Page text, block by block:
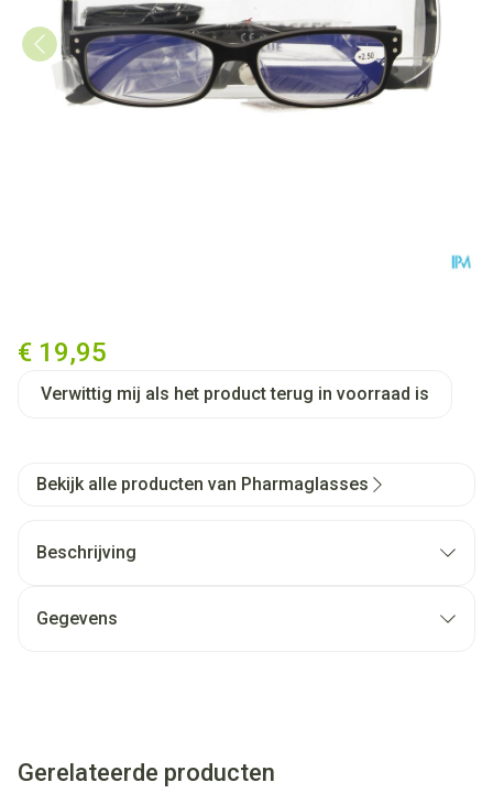
€ 19,95
Verwittig mij als het product terug in voorraad is
Bekijk alle producten van Pharmaglasses
Beschrijving
Gegevens
Gerelateerde producten